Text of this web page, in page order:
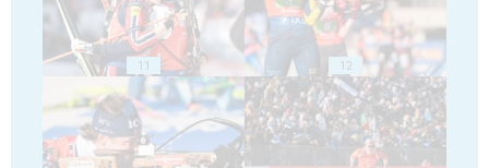
11 12